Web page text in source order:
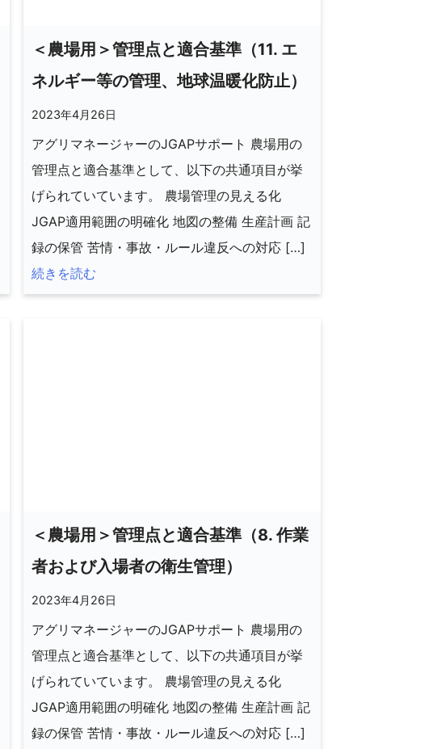
＜農場用＞管理点と適合基準（11. エ
ネルギー等の管理、地球温暖化防止）
2023年4月26日
アグリマネージャーのJGAPサポート 農場用の
管理点と適合基準として、以下の共通項目が挙
げられていています。 農場管理の見える化
JGAP適用範囲の明確化 地図の整備 生産計画 記
録の保管 苦情・事故・ルール違反への対応 […]
続きを読む
＜農場用＞管理点と適合基準（8. 作業
者および入場者の衛生管理）
2023年4月26日
アグリマネージャーのJGAPサポート 農場用の
管理点と適合基準として、以下の共通項目が挙
げられていています。 農場管理の見える化
JGAP適用範囲の明確化 地図の整備 生産計画 記
録の保管 苦情・事故・ルール違反への対応 […]